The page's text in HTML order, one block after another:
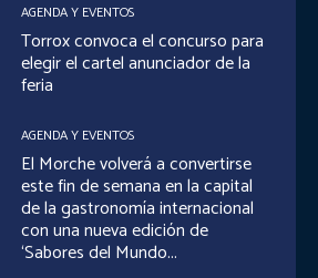
AGENDA Y EVENTOS
Torrox convoca el concurso para
elegir el cartel anunciador de la
feria
AGENDA Y EVENTOS
El Morche volverá a convertirse
este fin de semana en la capital
de la gastronomía internacional
con una nueva edición de
‘Sabores del Mundo...